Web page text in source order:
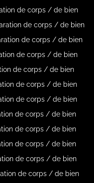
de corps / de bien
de corps / de bien
de corps / de bien
de corps / de bien
de corps / de bien
de corps / de bien
de corps / de bien
de corps / de bien
de corps / de bien
de corps / de bien
de corps / de bien
de corps / de bien